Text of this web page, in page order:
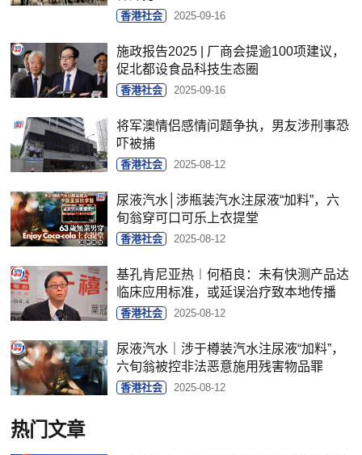
香港社会 2025-09-16
施政报告2025 | 厂商会提逾100项建议，
促北都设食品科技生态圈
香港社会 2025-09-16
将军澳情侣感情问题争执，男友涉刑事恐
吓被捕
香港社会 2025-08-12
尿液汽水│涉瓶装汽水注尿液“加料”，六
旬翁穿可口可乐上衣提堂
香港社会 2025-08-12
基孔肯尼亚热︱何栢良：未有快测产品达
临床应用标准，或延误治疗致本地传播
香港社会 2025-08-12
尿液汽水｜涉于樽装汽水注尿液“加料”，
六旬翁被控非法恶意施用残害物品罪
香港社会 2025-08-12
热门文章